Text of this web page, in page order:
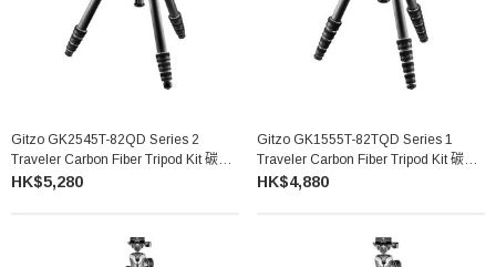
Gitzo GK2545T-82QD Series 2
Traveler Carbon Fiber Tripod Kit 碳纖
維三腳架連中置球型雲台
HK$5,280
Gitzo GK1555T-82TQD Series 1
Traveler Carbon Fiber Tripod Kit 碳纖
維三腳架連中置球型雲台
HK$4,880